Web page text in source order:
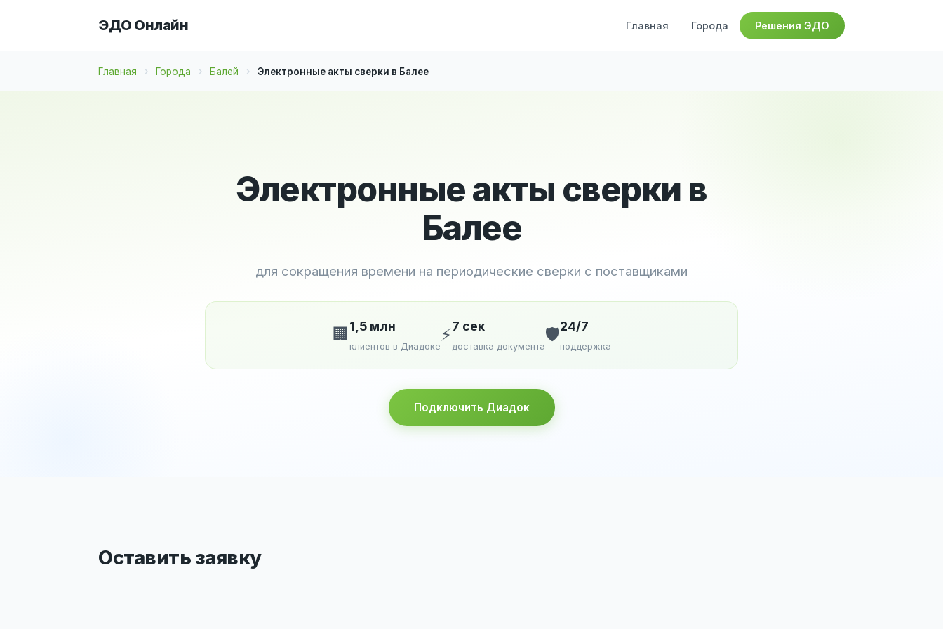
ЭДО Онлайн Главная Города Решения ЭДО
Главная Города Балей Электронные акты сверки в Балее
Электронные акты сверки в
Балее
для сокращения времени на периодические сверки с поставщиками
🏢 1,5 млн
клиентов в Диадоке
⚡7 сек
доставка документа
🛡️24/7
поддержка
Подключить Диадок
Оставить заявку